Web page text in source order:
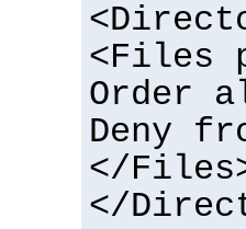
<Files
Order
Deny
</
</